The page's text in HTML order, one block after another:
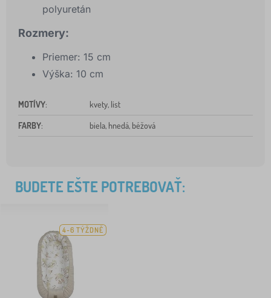
polyuretán
Rozmery:
Priemer: 15 cm
Výška: 10 cm
MOTÍVY: kvety, list
FARBY: biela, hnedá, béžová
BUDETE EŠTE POTREBOVAŤ:
4-6 TÝŽDNĚ